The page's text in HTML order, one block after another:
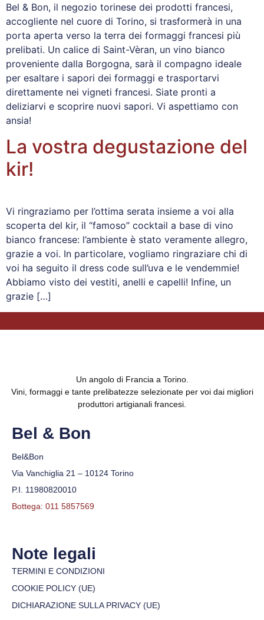
Bel & Bon, il negozio torinese dei prodotti francesi,
accogliente nel cuore di Torino, si trasformerà in una
porta aperta verso la terra dei formaggi francesi più
prelibati. Un calice di Saint-Vèran, un vino bianco
proveniente dalla Borgogna, sarà il compagno ideale
per esaltare i sapori dei formaggi e trasportarvi
direttamente nei vigneti francesi. Siate pronti a
deliziarvi e scoprire nuovi sapori. Vi aspettiamo con
ansia!
La vostra degustazione del
kir!
Vi ringraziamo per l’ottima serata insieme a voi alla
scoperta del kir, il “famoso” cocktail a base di vino
bianco francese: l’ambiente è stato veramente allegro,
grazie a voi. In particolare, vogliamo ringraziare chi di
voi ha seguito il dress code sull’uva e le vendemmie!
Abbiamo visto dei vestiti, anelli e capelli! Infine, un
grazie […]
Un angolo di Francia a Torino.
Vini, formaggi e tante prelibatezze selezionate per voi dai migliori
produttori artigianali francesi.
Bel & Bon
Bel&Bon
Via Vanchiglia 21 – 10124 Torino
P.I. 11980820010
Bottega: 011 5857569
Note legali
TERMINI E CONDIZIONI
COOKIE POLICY (UE)
DICHIARAZIONE SULLA PRIVACY (UE)